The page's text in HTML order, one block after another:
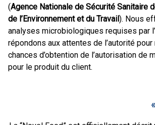
(Agence Nationale de Sécurité Sanitaire
de l’Environnement et du Travail). Nous
analyses microbiologiques requises par l’
répondons aux attentes de l’autorité
chances d’obtention de l’autorisation de
pour le produit du client.